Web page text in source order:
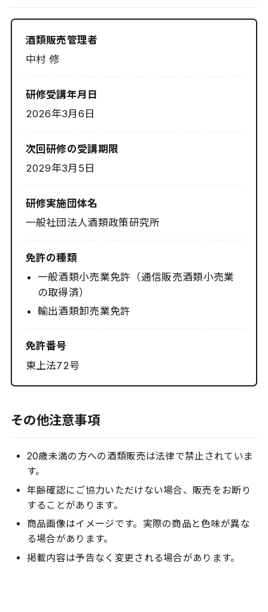
酒類販売管理者
中村 修
研修受講年月日
2026年3月6日
次回研修の受講期限
2029年3月5日
研修実施団体名
一般社団法人酒類政策研究所
免許の種類
一般酒類小売業免許（通信販売酒類小売業
の取得済）
輸出酒類卸売業免許
免許番号
東上法72号
その他注意事項
20歳未満の方への酒類販売は法律で禁止されていま
す。
年齢確認にご協力いただけない場合、販売をお断り
することがあります。
商品画像はイメージです。実際の商品と色味が異な
る場合があります。
掲載内容は予告なく変更される場合があります。